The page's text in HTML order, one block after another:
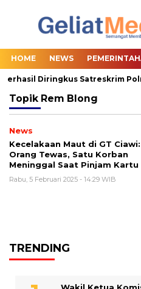
HOME NEWS
Diringkus Satreskrim
Topik Rem Blong
News
Kecelakaan Maut di GT
Orang Tewas, Satu Korban
Meninggal Saat Pinjam Kartu
Rabu, 5 Februari 2025 - 14:29 WIB
TRENDING